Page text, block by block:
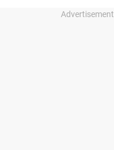
Advertisement